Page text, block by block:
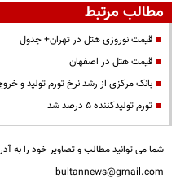
مطالب مرتبط
قیمت نوروزی هتل در تهران+ جدول
قیمت هتل در اصفهان
بانک مرکزی از رشد نرخ تورم تولید و
تورم تولیدکننده ۵ درصد شد
شما می توانید مطالب و تصاویر خود را به
bultannews@gmail.com